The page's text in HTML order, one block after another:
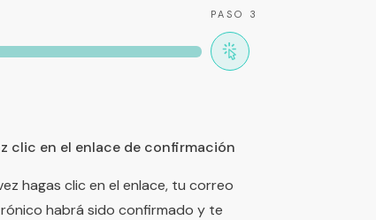
PASO 3
clic en el enlace de confirmación
hagas clic en el enlace, tu correo
habrá sido confirmado y te